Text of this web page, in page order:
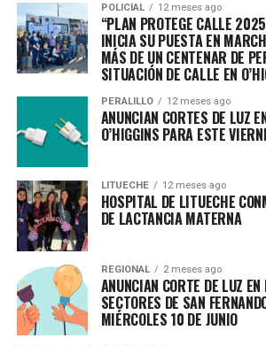
POLICIAL 12 meses ago
“PLAN PROTEGE CALLE
INICIA SU PUESTA EN
MÁS DE UN CENTENAR DE
SITUACIÓN DE CALLE EN
PERALILLO 12 meses ago
ANUNCIAN CORTES DE LUZ
O’HIGGINS PARA ESTE
LITUECHE 12 meses ago
HOSPITAL DE LITUECHE
DE LACTANCIA MATERNA
REGIONAL 2 meses ago
ANUNCIAN CORTE DE LUZ
SECTORES DE SAN
MIÉRCOLES 10 DE JUNIO